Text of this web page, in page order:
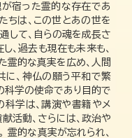
が宿った霊的な存在であ
ちは、この世とあの世を
して、自らの魂を成長さ
、過去も現在も未来も、
霊的な真実を広め、人間
に、神仏の願う平和で繁
科学の使命であり目的で
科学は、講演や書籍やメ
活動、さらには、政治や
霊的な真実が忘れられ、